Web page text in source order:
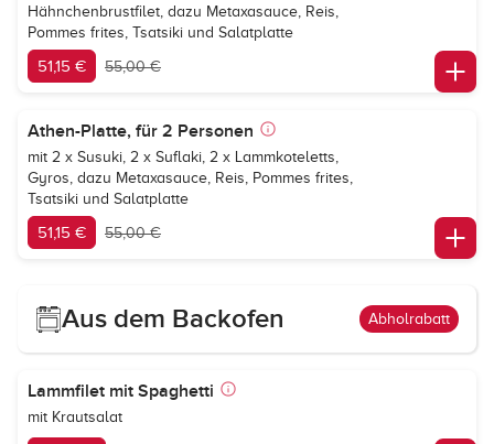
Hähnchenbrustfilet, dazu Metaxasauce, Reis,
Pommes frites, Tsatsiki und Salatplatte
51,15 € 55,00 €
Athen-Platte, für 2 Personen
mit 2 x Susuki, 2 x Suflaki, 2 x Lammkoteletts,
Gyros, dazu Metaxasauce, Reis, Pommes frites,
Tsatsiki und Salatplatte
51,15 € 55,00 €
Aus dem Backofen Abholrabatt
Lammfilet mit Spaghetti
mit Krautsalat